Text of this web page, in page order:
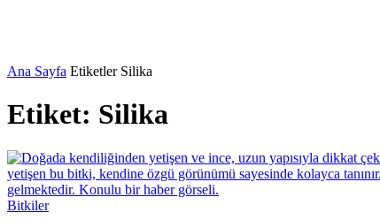
Ana Sayfa Etiketler Silika
Etiket: Silika
Bitkiler